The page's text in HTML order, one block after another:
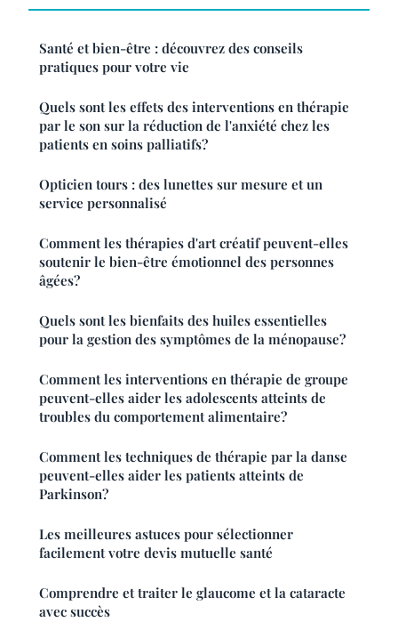
Santé et bien-être : découvrez des conseils
pratiques pour votre vie
Quels sont les effets des interventions en thérapie
par le son sur la réduction de l'anxiété chez les
patients en soins palliatifs?
Opticien tours : des lunettes sur mesure et un
service personnalisé
Comment les thérapies d'art créatif peuvent-elles
soutenir le bien-être émotionnel des personnes
âgées?
Quels sont les bienfaits des huiles essentielles
pour la gestion des symptômes de la ménopause?
Comment les interventions en thérapie de groupe
peuvent-elles aider les adolescents atteints de
troubles du comportement alimentaire?
Comment les techniques de thérapie par la danse
peuvent-elles aider les patients atteints de
Parkinson?
Les meilleures astuces pour sélectionner
facilement votre devis mutuelle santé
Comprendre et traiter le glaucome et la cataracte
avec succès